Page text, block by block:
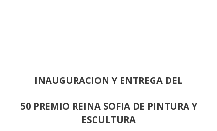
INAUGURACION Y ENTREGA DEL
50 PREMIO REINA SOFIA DE PINTURA Y
ESCULTURA